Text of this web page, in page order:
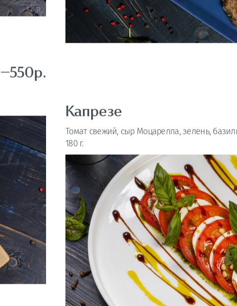
—550р.
Капрезе
Томат свежий, сыр Моцарелла, зелень,
180 г.